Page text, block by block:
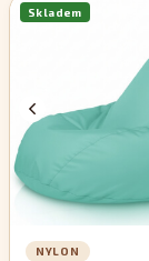
Skladem
NYLON